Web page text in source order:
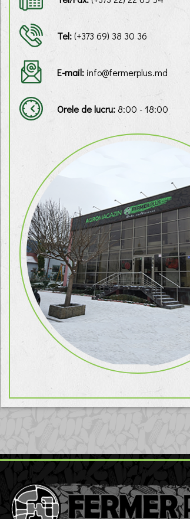
Tel:(+373 69) 38 30 36
E-mail: info@fermerplus.md
Orele de lucru:8:00 - 18:00